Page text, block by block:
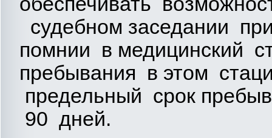
судебном заседании
помнии в медицинский
пребывания в этом
предельный срок
90 дней.